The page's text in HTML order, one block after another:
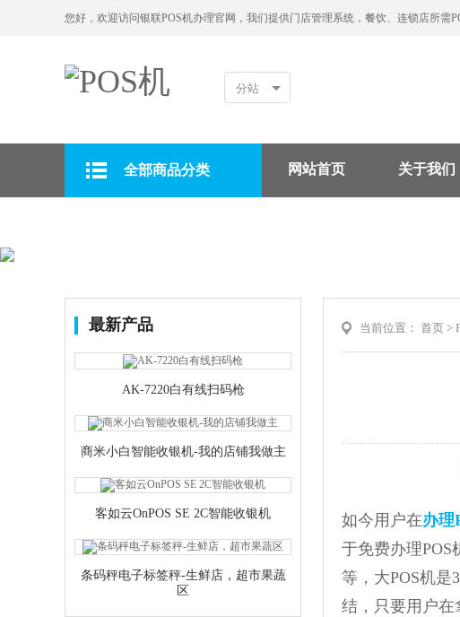
您好，欢迎访问银联POS机办理官网，我们提供门店管理系统，餐饮、连锁店所需
分站
全部商品分类 网站首页 关于我们
最新产品
AK-7220白有线扫码枪
商米小白智能收银机-我的店铺我做主
客如云OnPOS SE 2C智能收银机
条码秤电子标签秤-生鲜店，超市果蔬
区
当前位置： 首页 >
如今用户在办理
于免费办理POS
等，大POS机
结，只要用户在